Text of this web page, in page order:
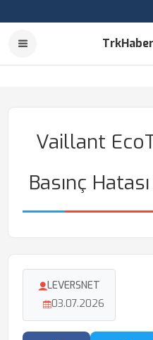
TrkHaber
Vaillant
Basınç
LEVERSNET
03.07.2026